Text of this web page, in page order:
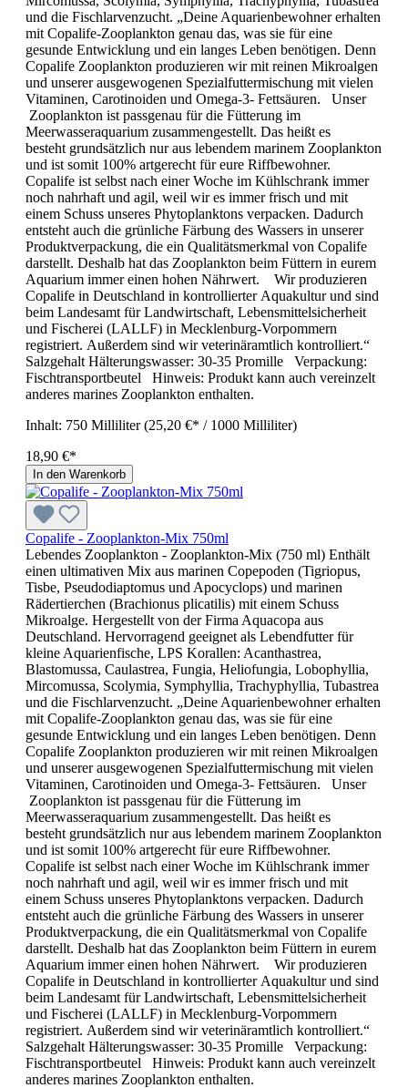
und die Fischlarvenzucht. „Deine Aquarienbewohner erhalten
mit Copalife-Zooplankton genau das, was sie für eine
gesunde Entwicklung und ein langes Leben benötigen. Denn
Copalife Zooplankton produzieren wir mit reinen Mikroalgen
und unserer ausgewogenen Spezialfuttermischung mit vielen
Vitaminen, Carotinoiden und Omega-3- Fettsäuren. Unser
Zooplankton ist passgenau für die Fütterung im
Meerwasseraquarium zusammengestellt. Das heißt es
besteht grundsätzlich nur aus lebendem marinem Zooplankton
und ist somit 100% artgerecht für eure Riffbewohner.
Copalife ist selbst nach einer Woche im Kühlschrank immer
noch nahrhaft und agil, weil wir es immer frisch und mit
einem Schuss unseres Phytoplanktons verpacken. Dadurch
entsteht auch die grünliche Färbung des Wassers in unserer
Produktverpackung, die ein Qualitätsmerkmal von Copalife
darstellt. Deshalb hat das Zooplankton beim Füttern in eurem
Aquarium immer einen hohen Nährwert. Wir produzieren
Copalife in Deutschland in kontrollierter Aquakultur und sind
beim Landesamt für Landwirtschaft, Lebensmittelsicherheit
und Fischerei (LALLF) in Mecklenburg-Vorpommern
registriert. Außerdem sind wir veterinäramtlich kontrolliert.“
Salzgehalt Hälterungswasser: 30-35 Promille Verpackung:
Fischtransportbeutel Hinweis: Produkt kann auch vereinzelt
anderes marines Zooplankton enthalten.
Inhalt: 750 Milliliter(25,20 €* / 1000 Milliliter)
18,90 €*
In den Warenkorb
Copalife - Zooplankton-Mix 750ml
Lebendes Zooplankton - Zooplankton-Mix (750 ml) Enthält
einen ultimativen Mix aus marinen Copepoden (Tigriopus,
Tisbe, Pseudodiaptomus und Apocyclops) und marinen
Rädertierchen (Brachionus plicatilis) mit einem Schuss
Mikroalge. Hergestellt von der Firma Aquacopa aus
Deutschland. Hervorragend geeignet als Lebendfutter für
kleine Aquarienfische, LPS Korallen: Acanthastrea,
Blastomussa, Caulastrea, Fungia, Heliofungia, Lobophyllia,
Mircomussa, Scolymia, Symphyllia, Trachyphyllia, Tubastrea
und die Fischlarvenzucht. „Deine Aquarienbewohner erhalten
mit Copalife-Zooplankton genau das, was sie für eine
gesunde Entwicklung und ein langes Leben benötigen. Denn
Copalife Zooplankton produzieren wir mit reinen Mikroalgen
und unserer ausgewogenen Spezialfuttermischung mit vielen
Vitaminen, Carotinoiden und Omega-3- Fettsäuren. Unser
Zooplankton ist passgenau für die Fütterung im
Meerwasseraquarium zusammengestellt. Das heißt es
besteht grundsätzlich nur aus lebendem marinem Zooplankton
und ist somit 100% artgerecht für eure Riffbewohner.
Copalife ist selbst nach einer Woche im Kühlschrank immer
noch nahrhaft und agil, weil wir es immer frisch und mit
einem Schuss unseres Phytoplanktons verpacken. Dadurch
entsteht auch die grünliche Färbung des Wassers in unserer
Produktverpackung, die ein Qualitätsmerkmal von Copalife
darstellt. Deshalb hat das Zooplankton beim Füttern in eurem
Aquarium immer einen hohen Nährwert. Wir produzieren
Copalife in Deutschland in kontrollierter Aquakultur und sind
beim Landesamt für Landwirtschaft, Lebensmittelsicherheit
und Fischerei (LALLF) in Mecklenburg-Vorpommern
registriert. Außerdem sind wir veterinäramtlich kontrolliert.“
Salzgehalt Hälterungswasser: 30-35 Promille Verpackung:
Fischtransportbeutel Hinweis: Produkt kann auch vereinzelt
anderes marines Zooplankton enthalten.